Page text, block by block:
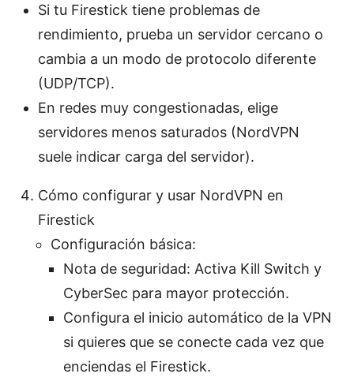
Si tu Firestick tiene problemas de
rendimiento, prueba un servidor cercano o
cambia a un modo de protocolo diferente
(UDP/TCP).
En redes muy congestionadas, elige
servidores menos saturados (NordVPN
suele indicar carga del servidor).
Cómo configurar y usar NordVPN en
Firestick
Configuración básica:
Nota de seguridad: Activa Kill Switch y
CyberSec para mayor protección.
Configura el inicio automático de la VPN
si quieres que se conecte cada vez que
enciendas el Firestick.